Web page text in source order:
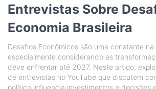
Entrevistas Sobre
Economia Brasileira
Desafios Econômicos são uma constante
especialmente considerando as
deve enfrentar até 2027. Neste artigo,
de entrevistas no YouTube que discutem
político influencia investimentos e decisões